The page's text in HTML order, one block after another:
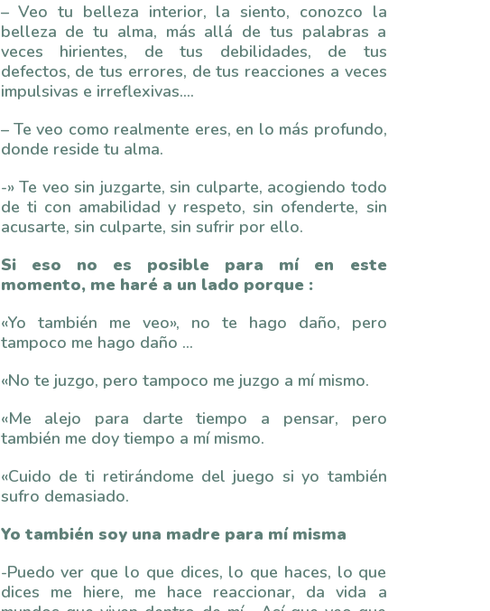
– Veo tu belleza interior, la siento, conozco la
belleza de tu alma, más allá de tus palabras a
veces hirientes, de tus debilidades, de tus
defectos, de tus errores, de tus reacciones a veces
impulsivas e irreflexivas….
– Te veo como realmente eres, en lo más profundo,
donde reside tu alma.
-» Te veo sin juzgarte, sin culparte, acogiendo todo
de ti con amabilidad y respeto, sin ofenderte, sin
acusarte, sin culparte, sin sufrir por ello.
Si eso no es posible para mí en este
momento, me haré a un lado porque :
«Yo también me veo», no te hago daño, pero
tampoco me hago daño …
«No te juzgo, pero tampoco me juzgo a mí mismo.
«Me alejo para darte tiempo a pensar, pero
también me doy tiempo a mí mismo.
«Cuido de ti retirándome del juego si yo también
sufro demasiado.
Yo también soy una madre para mí misma
-Puedo ver que lo que dices, lo que haces, lo que
dices me hiere, me hace reaccionar, da vida a